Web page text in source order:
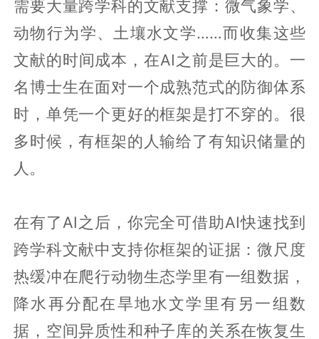
需要大量跨学科的文献支撑：微气象学、
动物行为学、土壤水文学……而收集这些
文献的时间成本，在AI之前是巨大的。一
名博士生在面对一个成熟范式的防御体系
时，单凭一个更好的框架是打不穿的。很
多时候，有框架的人输给了有知识储量的
人。
在有了AI之后，你完全可借助AI快速找到
跨学科文献中支持你框架的证据：微尺度
热缓冲在爬行动物生态学里有一组数据，
降水再分配在旱地水文学里有另一组数
据，空间异质性和种子库的关系在恢复生